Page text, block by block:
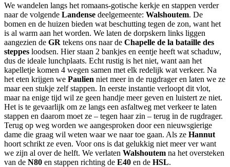
We wandelen langs het romaans-gotische kerkje en stappen verder
naar de volgende Landense deelgemeente: Walshoutem. De
bomen en de huizen bieden wat beschutting tegen de zon, want het
is al warm aan het worden. We laten de dorpskern links liggen
aangezien de GR tekens ons naar de Chapelle de la bataille des
steppes loodsen. Hier staan 2 bankjes en eentje heeft wat schaduw,
dus de ideale lunchplaats. Echt rustig is het niet, want aan het
kapelletje komen 4 wegen samen met elk redelijk wat verkeer. Na
het eten krijgen we Paulien niet meer in de rugdrager en laten we ze
maar een stukje zelf stappen. In eerste instantie verloopt dit vlot,
maar na enige tijd wil ze geen handje meer geven en luistert ze niet.
Het is te gevaarlijk om ze langs een asfaltweg met verkeer te laten
stappen en daarom moet ze – tegen haar zin – terug in de rugdrager.
Terug op weg worden we aangesproken door een nieuwsgierige
dame die graag wil weten waar we naar toe gaan. Als ze Hannut
hoort schrikt ze even. Voor ons is dat gelukkig niet meer ver want
we zijn al over de helft. We verlaten Walshoutem na het oversteken
van de N80 en stappen richting de E40 en de HSL.